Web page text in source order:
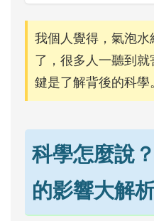
我個人覺得，氣泡
了，很多人一聽到
鍵是了解背後的科學
科學怎麼說
的影響大解